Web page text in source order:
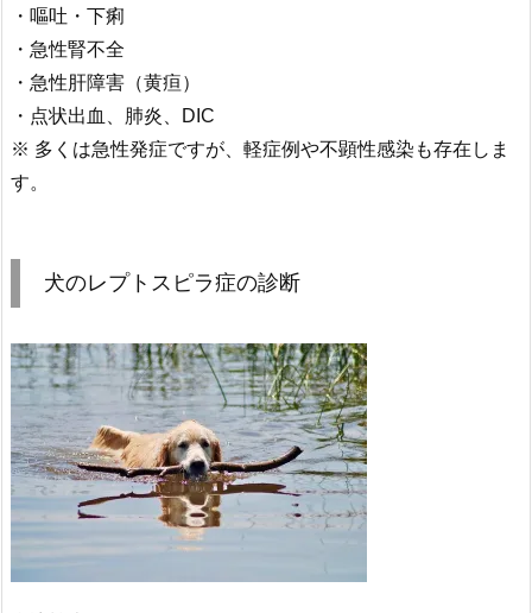
・嘔吐・下痢
・急性腎不全
・急性肝障害（黄疸）
・点状出血、肺炎、DIC
※ 多くは急性発症ですが、軽症例や不顕性感染も存在しま
す。
犬のレプトスピラ症の診断